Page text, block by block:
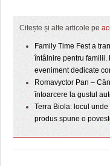
Citește și alte articole pe
Family Time Fest a
întâlnire pentru familii.
eveniment dedicate
Romavyctor Pan –
întoarcere la gustul
Terra Biola: locul
produs spune o